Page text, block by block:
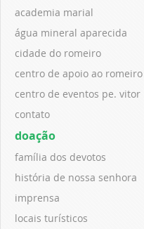
academia marial
água mineral aparecida
cidade do romeiro
centro de apoio ao romeiro
centro de eventos pe. vitor
contato
doação
família dos devotos
história de nossa senhora
imprensa
locais turísticos